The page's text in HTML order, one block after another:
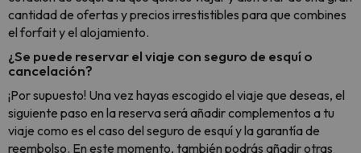
cantidad de ofertas y precios irrestistibles para que combines
el forfait y el alojamiento.
¿Se puede reservar el viaje con seguro de esquí o
cancelación?
¡Por supuesto! Una vez hayas escogido el viaje que deseas, el
siguiente paso en la reserva será añadir complementos a tu
viaje como es el caso del seguro de esquí y la garantía de
reembolso. En este momento, también podrás añadir otras